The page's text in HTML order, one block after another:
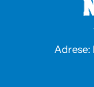
Adrese: